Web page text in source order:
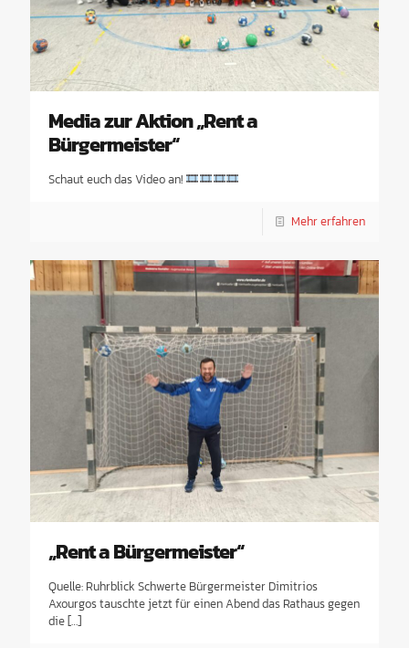
Media zur Aktion „Rent a
Bürgermeister“
Schaut euch das Video an!
Mehr erfahren
„Rent a Bürgermeister“
Quelle: Ruhrblick Schwerte Bürgermeister Dimitrios
Axourgos tauschte jetzt für einen Abend das Rathaus gegen
die[…]